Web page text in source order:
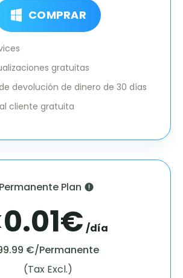
COMPRAR
gratuitas
devolución de dinero de 30 días
cliente gratuita
Permanente Plan
/día
€/Permanente
(Tax Excl.)